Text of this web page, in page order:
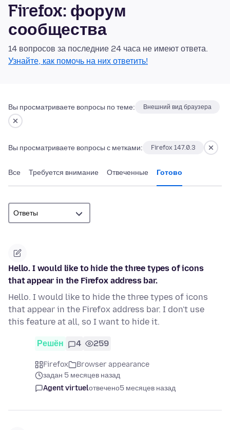
Firefox: форум
сообщества
14 вопросов за последние 24 часа не имеют ответа.
Узнайте, как помочь на них ответить!
Вы просматриваете вопросы по теме: Внешний вид браузера
Вы просматриваете вопросы с метками: Firefox 147.0.3
Все Требуется внимание Отвеченные Готово
Hello. I would like to hide the three types of icons
that appear in the Firefox address bar.
Hello. I would like to hide the three types of icons
that appear in the Firefox address bar. I don't use
this feature at all, so I want to hide it.
Решён 4 259
Firefox
Browser appearance
задан 5 месяцев назад
Agent virtuelотвечено5 месяцев назад